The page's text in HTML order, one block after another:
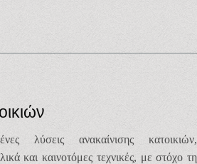
λύσεις ανακαίνισης κατοικιών,
και καινοτόμες τεχνικές, με στόχο τη